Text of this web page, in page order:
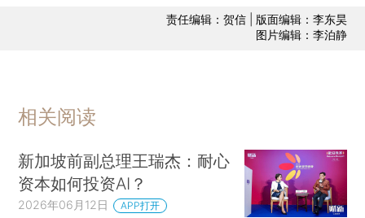
责任编辑：贺信 | 版面编辑：李东昊
图片编辑：李泊静
相关阅读
新加坡前副总理王瑞杰：耐心
资本如何投资AI？
2026年06月12日 APP打开